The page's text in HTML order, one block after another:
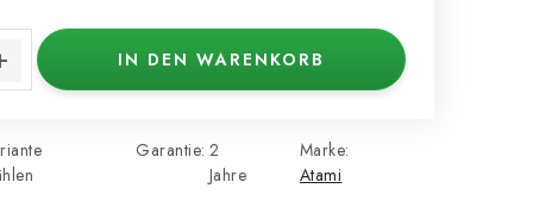
IN DEN WARENKORB
Marke:
Atami
Garantie: 2
Jahre